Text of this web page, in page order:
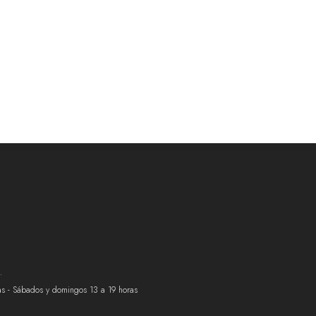
- Sábados y domingos 13 a 19 horas